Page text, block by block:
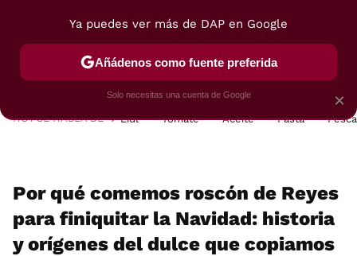
POSTRES VIAJES SELECCIÓN VEGUI
HOY SE HABLA DE Lidl Tomate Aceite Pasta
Por qué comemos roscón de Reyes
para finiquitar la Navidad: historia
y orígenes del dulce que copiamos
×
Ya puedes ver más de DAP en Google
Añádenos como fuente preferida
Solo necesitas una cuenta de Google